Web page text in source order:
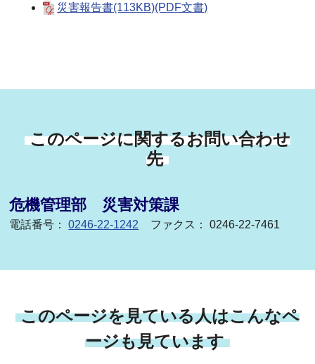
災害報告書(113KB)(PDF文書)
このページに関するお問い合わせ
先
危機管理部 災害対策課
電話番号：0246-22-1242 ファクス： 0246-22-7461
このページを見ている人はこんなペ
ージも見ています